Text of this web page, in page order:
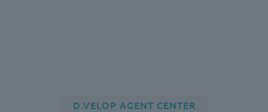
D.VELOP AGENT CENTER